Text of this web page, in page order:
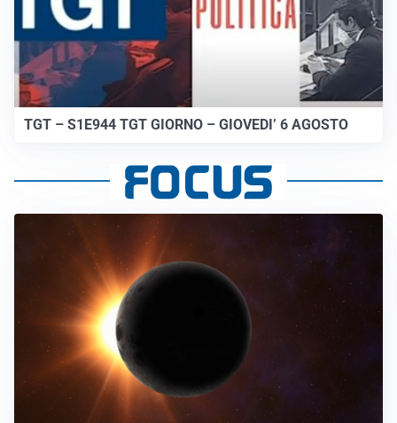
TGT – S1E944 TGT GIORNO – GIOVEDI’ 6 AGOSTO